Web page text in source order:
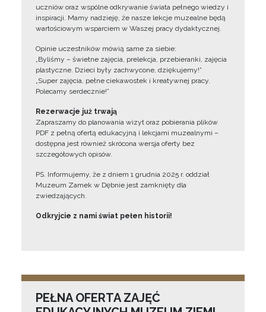
uczniów oraz wspólne odkrywanie świata pełnego wiedzy i
inspiracji. Mamy nadzieję, że nasze lekcje muzealne będą
wartościowym wsparciem w Waszej pracy dydaktycznej.
Opinie uczestników mówią same za siebie:
„Byliśmy – świetne zajęcia, prelekcja, przebieranki, zajęcia
plastyczne. Dzieci były zachwycone, dziękujemy!”
„Super zajęcia, pełne ciekawostek i kreatywnej pracy.
Polecamy serdecznie!”
Rezerwacje już trwają
Zapraszamy do planowania wizyt oraz pobierania plików
PDF z pełną ofertą edukacyjną i lekcjami muzealnymi –
dostępna jest również skrócona wersja oferty bez
szczegółowych opisów.
PS. Informujemy, że z dniem 1 grudnia 2025 r. oddział
Muzeum Zamek w Dębnie jest zamknięty dla
zwiedzających.
Odkryjcie z nami świat pełen historii!
PEŁNA OFERTA ZAJĘĆ